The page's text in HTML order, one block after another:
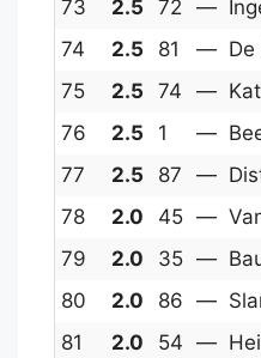
73
2.5 72 —
74
2.5 81 — De
75
2.5 74 —
76
2.5 1 —
77
2.5 87 —
78
2.0 45 —
79
2.0 35 —
80
2.0 86 —
81
2.0 54 —